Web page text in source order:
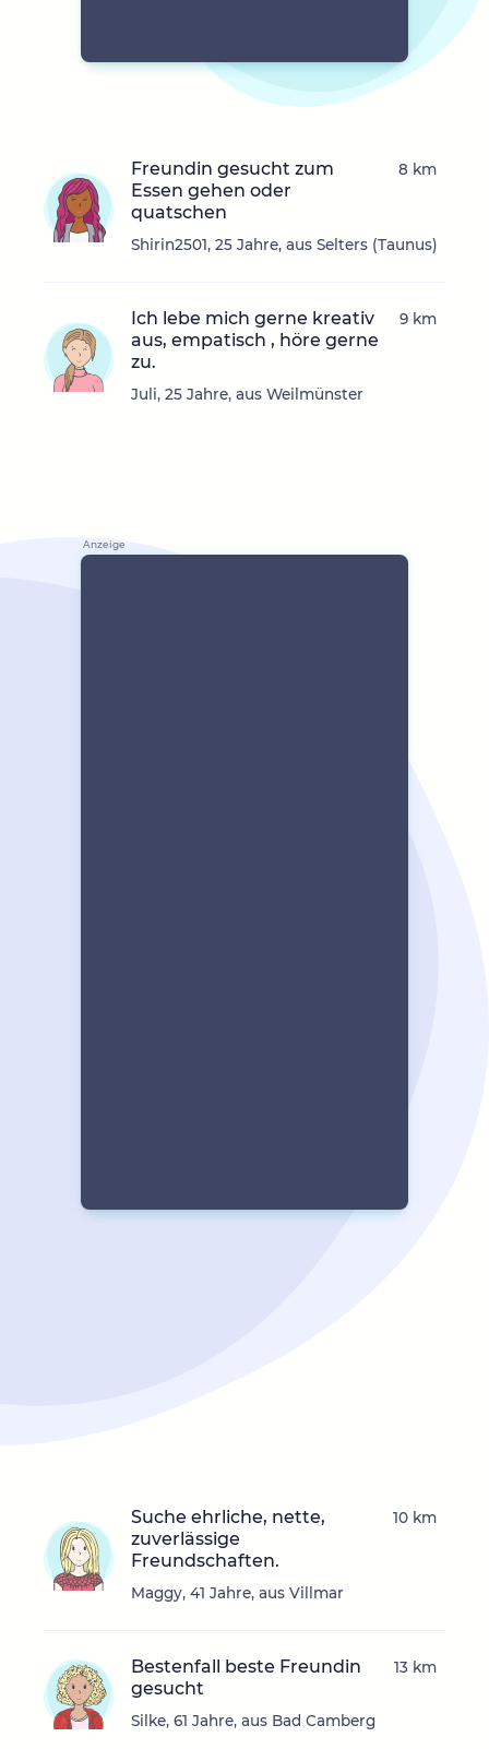
Freundin gesucht zum
Essen gehen oder
quatschen
Shirin2501, 25 Jahre, aus Selters (Taunus)
8 km
Ich lebe mich gerne kreativ
aus, empatisch , höre gerne
zu.
Juli, 25 Jahre, aus Weilmünster
9 km
Suche ehrliche, nette,
zuverlässige
Freundschaften.
Maggy, 41 Jahre, aus Villmar
10 km
Bestenfall beste Freundin
gesucht
Silke, 61 Jahre, aus Bad Camberg
13 km